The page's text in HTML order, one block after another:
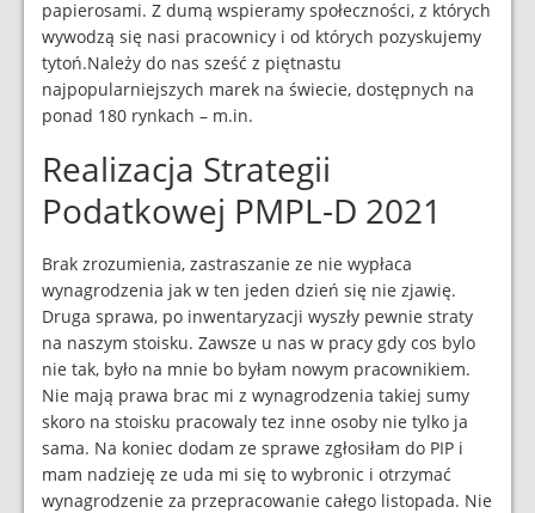
papierosami. Z dumą wspieramy społeczności, z których
wywodzą się nasi pracownicy i od których pozyskujemy
tytoń.Należy do nas sześć z piętnastu
najpopularniejszych marek na świecie, dostępnych na
ponad 180 rynkach – m.in.
Realizacja Strategii
Podatkowej PMPL-D 2021
Brak zrozumienia, zastraszanie ze nie wypłaca
wynagrodzenia jak w ten jeden dzień się nie zjawię.
Druga sprawa, po inwentaryzacji wyszły pewnie straty
na naszym stoisku. Zawsze u nas w pracy gdy cos bylo
nie tak, było na mnie bo byłam nowym pracownikiem.
Nie mają prawa brac mi z wynagrodzenia takiej sumy
skoro na stoisku pracowaly tez inne osoby nie tylko ja
sama. Na koniec dodam ze sprawe zgłosiłam do PIP i
mam nadzieję ze uda mi się to wybronic i otrzymać
wynagrodzenie za przepracowanie całego listopada. Nie